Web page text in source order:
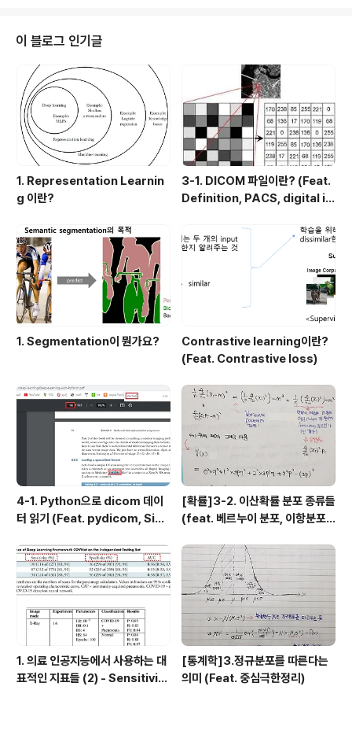
무료영상을 올린 것 도 있으니 시청하시면 더 좋을 것 같아요!!!''' [화폐의 역사]
대도시가 생기기 전에는 서로 물물교환이 주가 되었어요. 한쪽에서 돼지가 필요
해서 돼지..
이 블로그 인기글
1. Representation Learnin
g 이란?
3-1. DICOM 파일이란? (Feat.
Definition, PACS, digital i
1. Segmentation이 뭔가요?
Contrastive learning이란?
(Feat. Contrastive loss)
4-1. Python으로 dicom 데이
터 읽기 (Feat. pydicom, Sim
[확률]3-2. 이산확률 분포 종류들
(feat. 베르누이 분포, 이항분포,
포, 포아송 분포
1. 의료 인공지능에서 사용하는 대
표적인 지표들 (2) - Sensitivit
[통계학]3.정규분포를 따른다는
의미 (Feat. 중심극한정리)